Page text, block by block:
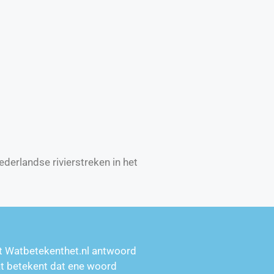
rivierstreken in het
Watbetekenthet.nl antwoord
betekent dat ene woord